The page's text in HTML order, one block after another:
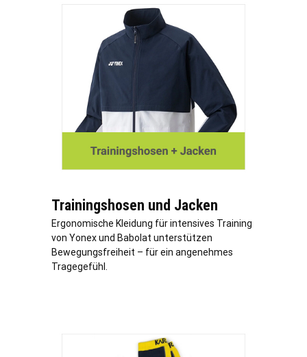
Trainingshosen und Jacken
Ergonomische Kleidung für intensives Training
von Yonex und Babolat unterstützen
Bewegungsfreiheit – für ein angenehmes
Tragegefühl.